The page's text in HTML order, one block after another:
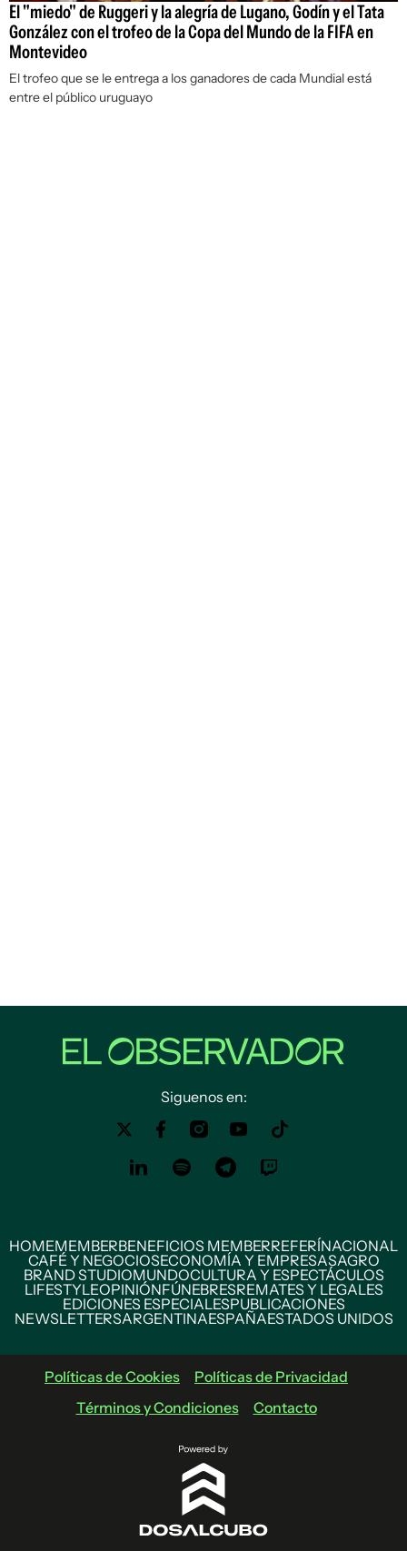
El "miedo" de Ruggeri y la alegría de Lugano, Godín y el Tata
González con el trofeo de la Copa del Mundo de la FIFA en
Montevideo
El trofeo que se le entrega a los ganadores de cada Mundial está
entre el público uruguayo
Siguenos en:
HOMEMEMBERBENEFICIOS MEMBERREFERÍNACIONAL
CAFÉ Y NEGOCIOSECONOMÍA Y EMPRESASAGRO
BRAND STUDIOMUNDOCULTURA Y ESPECTÁCULOS
LIFESTYLEOPINIÓNFÚNEBRESREMATES Y LEGALES
EDICIONES ESPECIALESPUBLICACIONES
NEWSLETTERSARGENTINAESPAÑAESTADOS UNIDOS
Políticas de Cookies
Políticas de Privacidad
Términos y Condiciones
Contacto